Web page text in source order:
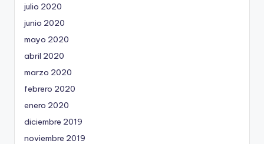
julio 2020
junio 2020
mayo 2020
abril 2020
marzo 2020
febrero 2020
enero 2020
diciembre 2019
noviembre 2019